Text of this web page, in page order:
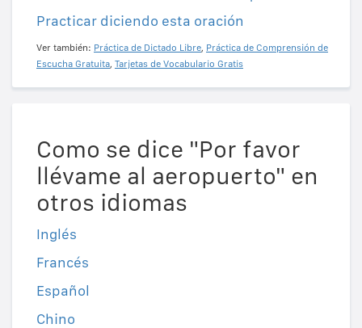
Practicar diciendo esta oración
Ver también: Práctica de Dictado Libre, Práctica de Comprensión de
Escucha Gratuita, Tarjetas de Vocabulario Gratis
Como se dice "Por favor
llévame al aeropuerto" en
otros idiomas
Inglés
Francés
Español
Chino